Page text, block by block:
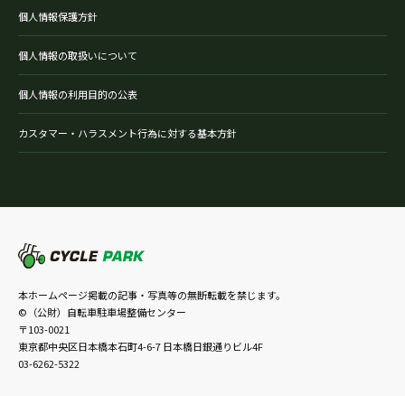
個人情報保護方針
個人情報の取扱いについて
個人情報の利用目的の公表
カスタマー・ハラスメント行為に対する基本方針
本ホームページ掲載の記事・写真等の無断転載を禁じます。
©（公財）自転車駐車場整備センター
〒103-0021
東京都中央区日本橋本石町4-6-7 日本橋日銀通りビル4F
03-6262-5322